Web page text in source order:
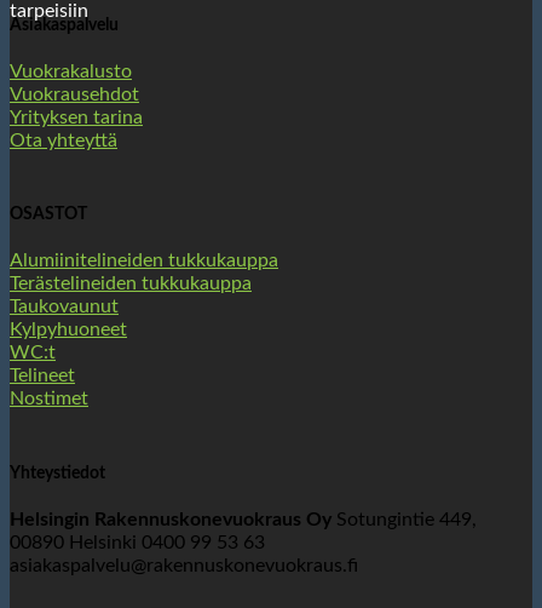
tarpeisiin
Asiakaspalvelu
Vuokrakalusto
Vuokrausehdot
Yrityksen tarina
Ota yhteyttä
OSASTOT
Alumiinitelineiden tukkukauppa
Terästelineiden tukkukauppa
Taukovaunut
Kylpyhuoneet
WC:t
Telineet
Nostimet
Yhteystiedot
Helsingin Rakennuskonevuokraus Oy Sotungintie 449,
00890 Helsinki 0400 99 53 63
asiakaspalvelu@rakennuskonevuokraus.fi